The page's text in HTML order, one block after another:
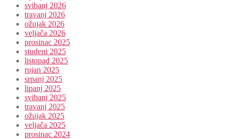
svibanj 2026
travanj 2026
ožujak 2026
veljača 2026
prosinac 2025
studeni 2025
listopad 2025
rujan 2025
srpanj 2025
lipanj 2025
svibanj 2025
travanj 2025
ožujak 2025
veljača 2025
prosinac 2024